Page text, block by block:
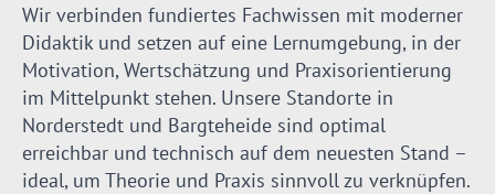
Wir verbinden fundiertes Fachwissen mit moderner
Didaktik und setzen auf eine Lernumgebung, in der
Motivation, Wertschätzung und Praxisorientierung
im Mittelpunkt stehen. Unsere Standorte in
Norderstedt und Bargteheide sind optimal
erreichbar und technisch auf dem neuesten Stand –
ideal, um Theorie und Praxis sinnvoll zu verknüpfen.